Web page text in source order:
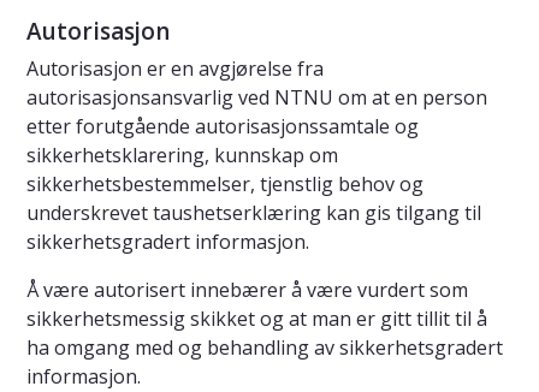
Autorisasjon
Autorisasjon er en avgjørelse fra
autorisasjonsansvarlig ved NTNU om at en person
etter forutgående autorisasjonssamtale og
sikkerhetsklarering, kunnskap om
sikkerhetsbestemmelser, tjenstlig behov og
underskrevet taushetserklæring kan gis tilgang til
sikkerhetsgradert informasjon.
Å være autorisert innebærer å være vurdert som
sikkerhetsmessig skikket og at man er gitt tillit til å
ha omgang med og behandling av sikkerhetsgradert
informasjon.